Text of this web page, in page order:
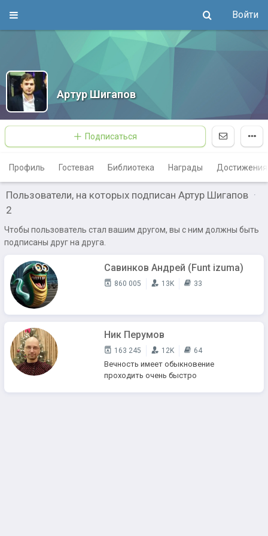
Войти
Артур Шигапов
Подписаться
Профиль Гостевая Библиотека Награды Достижения
Пользователи, на которых подписан Артур Шигапов ·
2
Чтобы пользователь стал вашим другом, вы с ним должны быть
подписаны друг на друга.
Савинков Андрей (Funt izuma)
860 005 13K 33
Ник Перумов
163 245 12K 64
Вечность имеет обыкновение
проходить очень быстро